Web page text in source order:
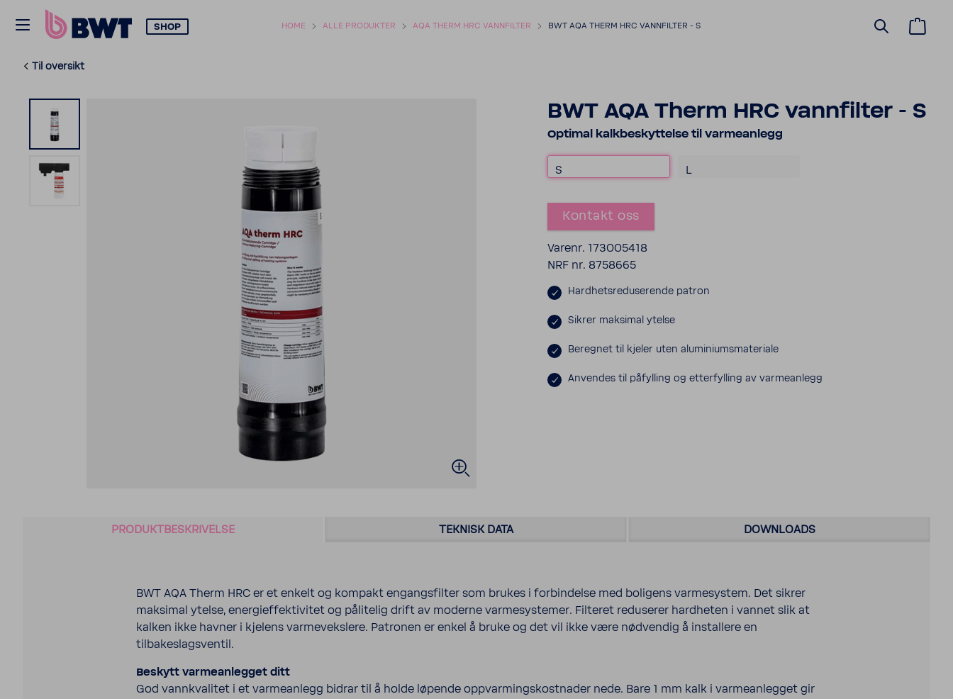
HOME ALLE PRODUKTER AQA THERM HRC VANNFILTER BWT AQA THERM HRC VANNFILTER - S
SHOP
Til oversikt
BWT AQA Therm HRC vannfilter - S
Optimal kalkbeskyttelse til varmeanlegg
S L
Kontakt oss
Varenr. 173005418
NRF nr. 8758665
Hardhetsreduserende patron
Sikrer maksimal ytelse
Beregnet til kjeler uten aluminiumsmateriale
Anvendes til påfylling og etterfylling av varmeanlegg
PRODUKTBESKRIVELSE TEKNISK DATA DOWNLOADS
BWT AQA Therm HRC er et enkelt og kompakt engangsfilter som brukes i forbindelse med boligens varmesystem. Det sikrer
maksimal ytelse, energieffektivitet og pålitelig drift av moderne varmesystemer. Filteret reduserer hardheten i vannet slik at
kalken ikke havner i kjelens varmevekslere. Patronen er enkel å bruke og det vil ikke være nødvendig å installere en
tilbakeslagsventil.
Beskytt varmeanlegget ditt
God vannkvalitet i et varmeanlegg bidrar til å holde løpende oppvarmingskostnader nede. Bare 1 mm kalk i varmeanlegget gir